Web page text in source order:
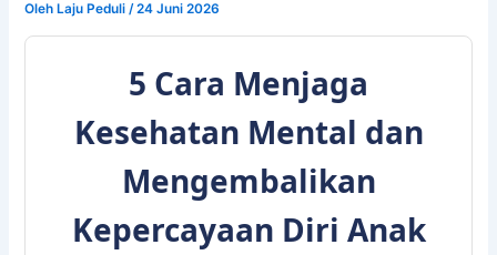
Oleh Laju Peduli/24 Juni 2026
5 Cara Menjaga
Kesehatan Mental dan
Mengembalikan
Kepercayaan Diri Anak